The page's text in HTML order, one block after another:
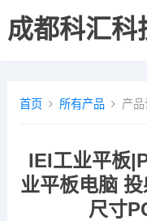
成都科汇科
首页 所有产品 产
IEI工业平板
业平板电脑
尺寸